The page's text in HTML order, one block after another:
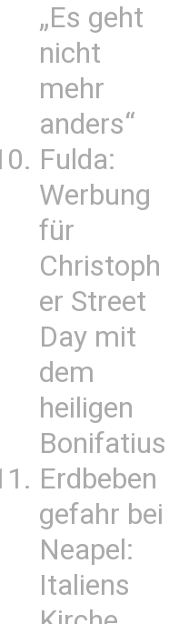
„Es geht
nicht
mehr
anders“
Fulda:
Werbung
für
Christoph
er Street
Day mit
dem
heiligen
Bonifatius
Erdbeben
gefahr bei
Neapel:
Italiens